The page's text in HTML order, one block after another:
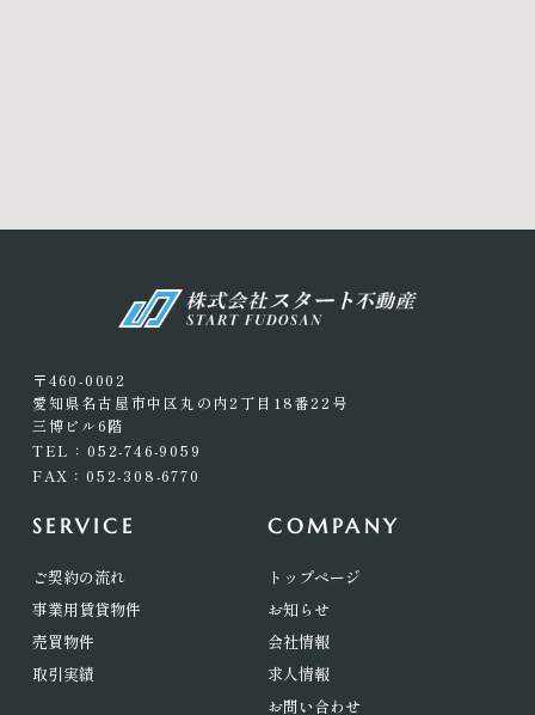
〒460-0002
愛知県名古屋市中区丸の内2丁目18番22号
三博ビル6階
TEL：052-746-9059
FAX：052-308-6770
SERVICE
ご契約の流れ
事業用賃貸物件
売買物件
取引実績
COMPANY
トップページ
お知らせ
会社情報
求人情報
お問い合わせ